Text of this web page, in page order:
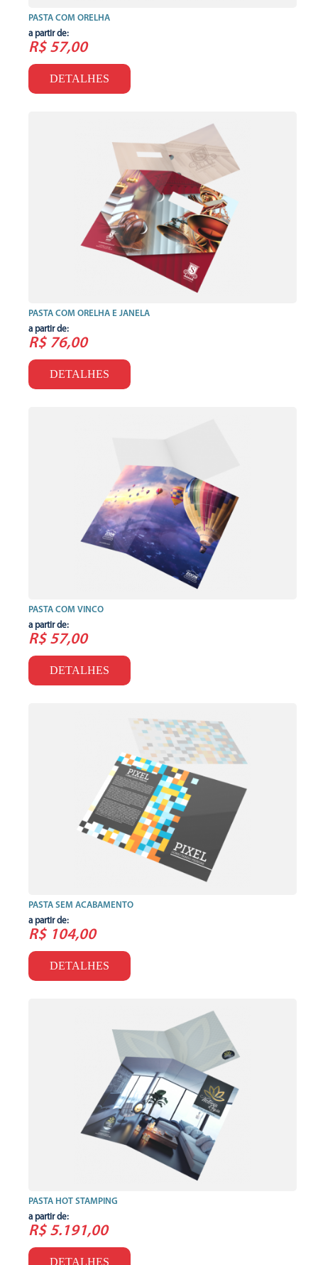
PASTA COM ORELHA
a partir de:
R$ 57,00
DETALHES
PASTA COM ORELHA E JANELA
a partir de:
R$ 76,00
DETALHES
PASTA COM VINCO
a partir de:
R$ 57,00
DETALHES
PASTA SEM ACABAMENTO
a partir de:
R$ 104,00
DETALHES
PASTA HOT STAMPING
a partir de:
R$ 5.191,00
DETALHES